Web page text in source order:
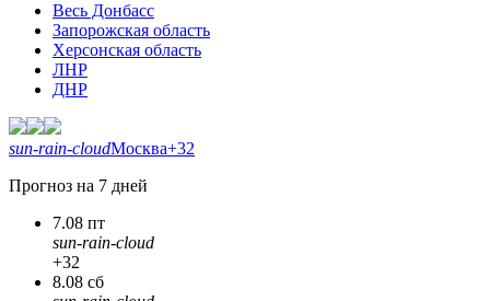
Весь Донбасс
Запорожская область
Херсонская область
ЛНР
ДНР
sun-rain-cloudМосква+32
Прогноз на 7 дней
7.08 пт
sun-rain-cloud
+32
8.08 сб